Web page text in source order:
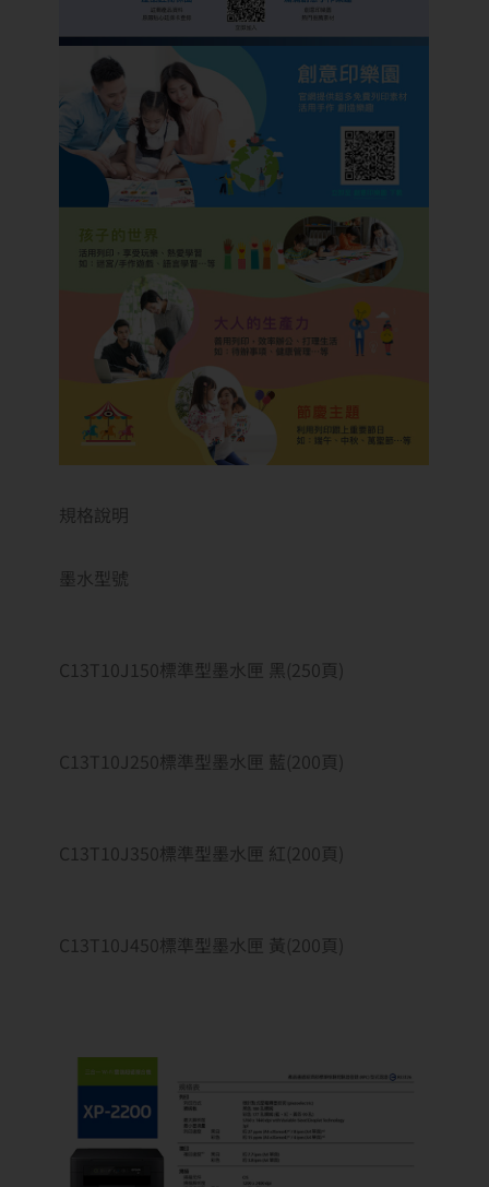
規格說明
墨水型號
C13T10J150標準型墨水匣 黑(250頁)
C13T10J250標準型墨水匣 藍(200頁)
C13T10J350標準型墨水匣 紅(200頁)
C13T10J450標準型墨水匣 黃(200頁)